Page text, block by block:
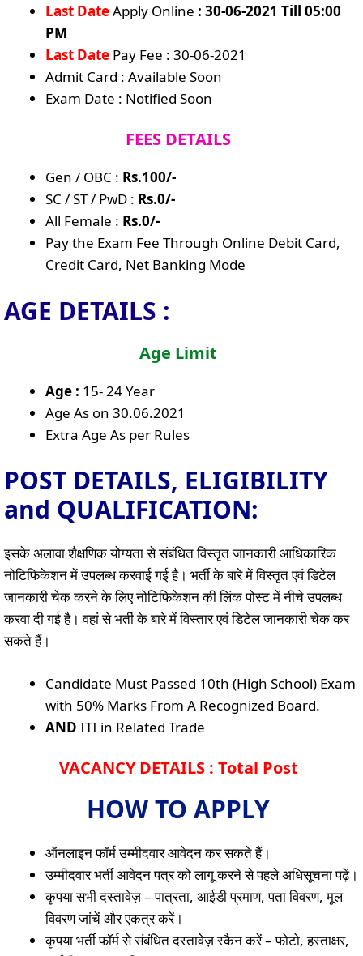
Last DateApply Online : 30-06-2021 Till 05:00
PM
Last Date Pay Fee : 30-06-2021
Admit Card : Available Soon
Exam Date : Notified Soon
FEES DETAILS
Gen / OBC : Rs.100/-
SC / ST / PwD : Rs.0/-
All Female : Rs.0/-
Pay the Exam Fee Through Online Debit Card,
Credit Card, Net Banking Mode
AGE DETAILS :
Age Limit
Age : 15- 24 Year
Age As on 30.06.2021
Extra Age As per Rules
POST DETAILS, ELIGIBILITY
and QUALIFICATION:
इसके अलावा शैक्षणिक योग्यता से संबंधित विस्तृत जानकारी आधिकारिक
नोटिफिकेशन में उपलब्ध करवाई गई है। भर्ती के बारे में विस्तृत एवं डिटेल
जानकारी चेक करने के लिए नोटिफिकेशन की लिंक पोस्ट में नीचे उपलब्ध
करवा दी गई है। वहां से भर्ती के बारे में विस्तार एवं डिटेल जानकारी चेक कर
सकते हैं।
Candidate Must Passed 10th (High School) Exam
with 50% Marks From A Recognized Board.
AND ITI in Related Trade
VACANCY DETAILS : Total Post
HOW TO APPLY
ऑनलाइन फॉर्म उम्मीदवार आवेदन कर सकते हैं।
उम्मीदवार भर्ती आवेदन पत्र को लागू करने से पहले अधिसूचना पढ़ें।
कृपया सभी दस्तावेज़ – पात्रता, आईडी प्रमाण, पता विवरण, मूल
विवरण जांचें और एकत्र करें।
कृपया भर्ती फॉर्म से संबंधित दस्तावेज़ स्कैन करें – फोटो, हस्ताक्षर,